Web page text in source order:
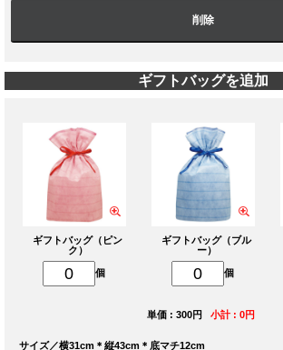
削除
ギフトバッグを追加
ギフトバッグ（ピン
ク）
個
ギフトバッグ（ブル
ー）
個
単価 : 300円 小計 : 0円
サイズ／横31cm＊縦43cm＊底マチ12cm